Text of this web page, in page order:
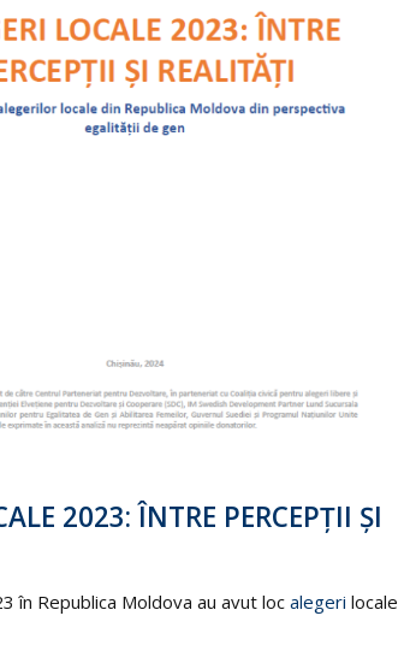
2023: ÎNTRE PERCEPȚII ȘI
în Republica Moldova au avut loc alegeri locale